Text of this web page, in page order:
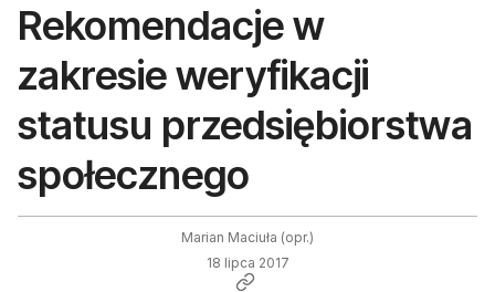
Rekomendacje w
zakresie weryfikacji
statusu przedsiębiorstwa
społecznego
Marian Maciuła (opr.)
18 lipca 2017